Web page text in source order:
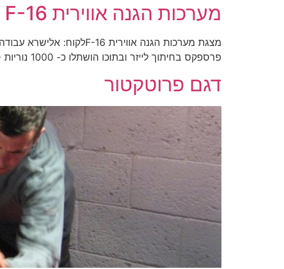
מערכות הגנה אווירית F-16
פרספקס בחיתוך לייזר ובתוכו הושתלו כ- 1000 נוריות LED הנשלטות ע"י מחשב.גוף התאורה השתלב בסרט תדמית למייצג מרשים אחד. חזרה לרשימה
דגם פרוטקטור